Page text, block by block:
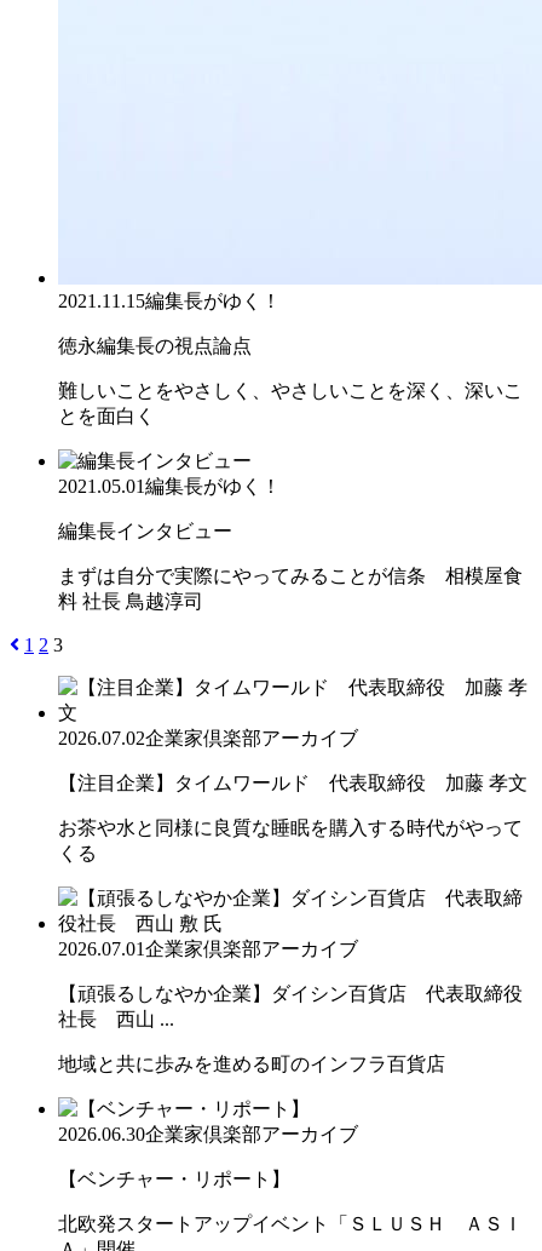
2021.11.15編集長がゆく！
徳永編集長の視点論点
難しいことをやさしく、やさしいことを深く、深いこ
とを面白く
2021.05.01編集長がゆく！
編集長インタビュー
まずは自分で実際にやってみることが信条 相模屋食
料 社長 鳥越淳司
1 2 3
2026.07.02企業家倶楽部アーカイブ
【注目企業】タイムワールド 代表取締役 加藤 孝文
お茶や水と同様に良質な睡眠を購入する時代がやって
くる
2026.07.01企業家倶楽部アーカイブ
【頑張るしなやか企業】ダイシン百貨店 代表取締役
社長 西山 ...
地域と共に歩みを進める町のインフラ百貨店
2026.06.30企業家倶楽部アーカイブ
【ベンチャー・リポート】
北欧発スタートアップイベント「ＳＬＵＳＨ ＡＳＩ